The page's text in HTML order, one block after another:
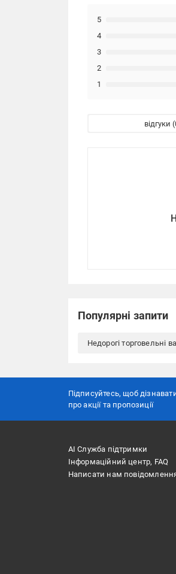
1
2
3
4
5
відгуки
Популярні запити
Недорогі торговельні
Підписуйтесь, щоб
про акції та пропозиції
АІ Служба підтримки
Інформаційний центр, FAQ
Написати нам